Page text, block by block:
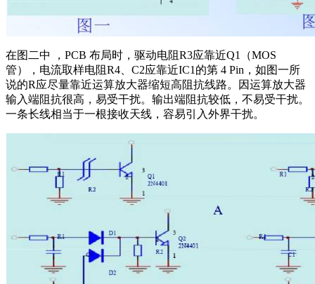
在图二中 ，PCB 布局时，驱动电阻R3应靠近Q1（MOS
管），电流取样电阻R4、C2应靠近IC1的第 4 Pin，如图一所
说的R应尽量靠近运算放大器缩短高阻抗线路。因运算放大器
输入端阻抗很高，易受干扰。输出端阻抗较低，不易受干扰。
一条长线相当于一根接收天线，容易引入外界干扰。